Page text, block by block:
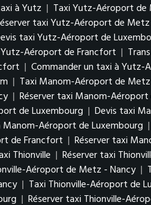
à Yutz | Taxi Yutz-Aéroport de
taxi Yutz-Aéroport de
taxi Yutz-Aéroport de
Aéroport de Francfort |
| Commander un taxi à
| Taxi Manom-Aéroport de
| Réserver taxi Manom-
de Luxembourg | Devis taxi
Aéroport de Luxembourg |
de Francfort | Réserver taxi
Thionville | Réserver taxi
Aéroport de Metz - Nancy |
| Taxi Thionville-Aéroport de
| Réserver taxi Thionville-